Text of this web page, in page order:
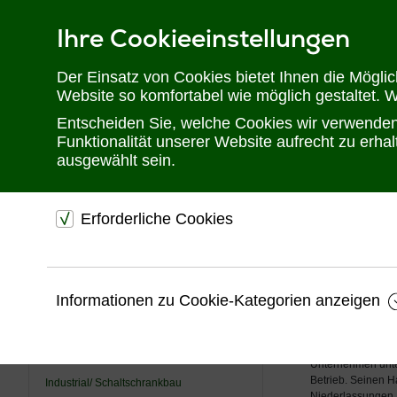
Ihre Cookieeinstellungen
Der Einsatz von Cookies bietet Ihnen die
Website so komfortabel wie möglich gestaltet.
Entscheiden Sie, welche Cookies wir
Funktionalität unserer Website aufrecht zu
ausgewählt sein.
Erforderliche Cookies
Website.
Informationen zu Cookie-Kategorien anzeigen
Telefon: 02302 28 28 30
USV
Industrial/ Schaltschrankbau
Raritan wurde
Unternehmen
Betrieb. Seinen